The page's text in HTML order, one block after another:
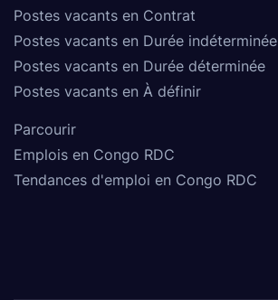
Postes vacants en Contrat
Postes vacants en Durée indéterminée
Postes vacants en Durée déterminée
Postes vacants en À définir
Parcourir
Emplois en Congo RDC
Tendances d'emploi en Congo RDC